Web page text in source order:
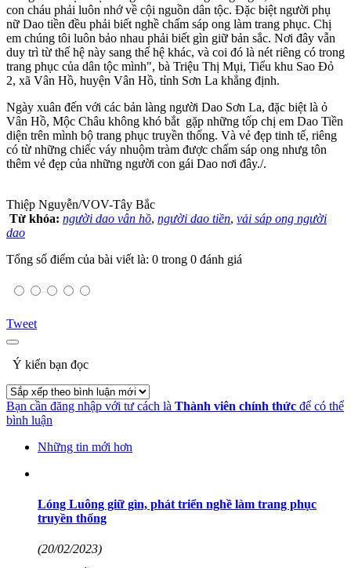
con cháu phải luôn nhớ về cội nguồn dân tộc. Đặc biệt người phụ
nữ Dao tiền đều phải biết nghề chấm sáp ong làm trang phục. Chị
em chúng tôi luôn bảo nhau phải biết gìn giữ bản sắc. Nơi đây vẫn
duy trì từ thế hệ này sang thế hệ khác, và coi đó là nét riêng có trong
trang phục của dân tộc mình", bà Triệu Thị Mụi, Tiểu khu Sao Đỏ
2, xã Vân Hồ, huyện Vân Hồ, tỉnh Sơn La khẳng định.
Ngày xuân đến với các bản làng người Dao Sơn La, đặc biệt là ỏ
Vân Hồ, Mộc Châu không khó bắt gặp những tốp chị em Dao Tiền
diện trên mình bộ trang phục truyền thống. Và vẻ đẹp tinh tế, riêng
có từ những chiếc váy nhuộm tràm được chấm sáp ong nhưg tôn
thêm vẻ đẹp của những người con gái Dao nơi đây./.
Thiệp Nguyễn/VOV-Tây Bắc
Từ khóa: người dao vân hồ, người dao tiền, vải sáp ong người
dao
Tổng số điểm của bài viết là: 0 trong 0 đánh giá
Tweet
Ý kiến bạn đọc
Bạn cần đăng nhập với tư cách là Thành viên chính thức để có thể
bình luận
Những tin mới hơn
Lóng Luông giữ gìn, phát triển nghề làm trang phục
truyền thống
(20/02/2023)